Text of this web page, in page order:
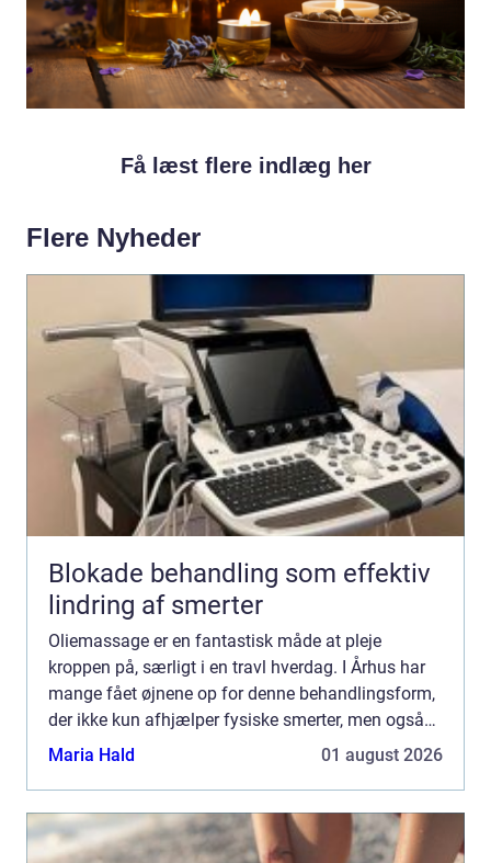
Få læst flere indlæg her
Flere Nyheder
Blokade behandling som effektiv
lindring af smerter
Oliemassage er en fantastisk måde at pleje
kroppen på, særligt i en travl hverdag. I Århus har
mange fået øjnene op for denne behandlingsform,
der ikke kun afhjælper fysiske smerter, men også
giver men...
Maria Hald 01 august 2026